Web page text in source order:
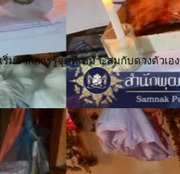
มจากการรู้จุดที่เหมาะสมกับดวงตัวเอง